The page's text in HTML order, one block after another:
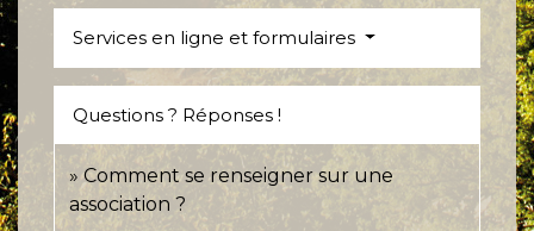
Services en ligne et formulaires
Questions ? Réponses !
Comment se renseigner sur une
association ?